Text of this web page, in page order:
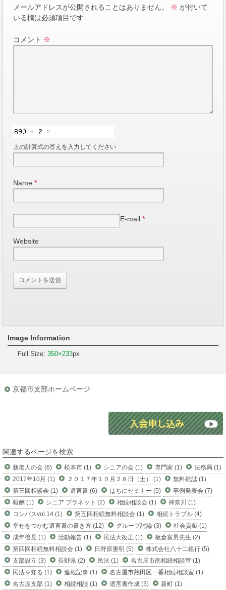
メールアドレスが公開されることはありません。 ※ が付いて
いる欄は必須項目です
コメント ※
上の計算式の答えを入力してください
Name *
E-mail *
Website
Image Information
Full Size: 350×233px
京都市支部ホームページ
関連するページを検索
新老人の会 (6) 松本市 (1) シニアの会 (1) 専門家 (1)
法務局 (1)
2017年10月 (1)
２０１７年１０月２８日（土） (1)
無料雑誌 (1)
第三回相談会 (1)
遺言書 (6) はちにセミナー (5)
事例発表会 (7)
報酬 (1)
シニア プラネット (2) 相続相談会 (1)
神奈川 (1)
コンパスvol.14 (1)
第五回相続無料相談会 (1)
相続トラブル (4)
幸せをつかむ遺言書の書き方 (12)
グループ討論 (3)
社会貢献 (1)
成年後見 (1)
活動報告 (1) 民法大改正 (1)
板倉富男先生 (2)
第四回相続無料相談会 (1)
日野原重明 (5)
株式会社八十二銀行 (5)
支部設立 (3)
長野県 (2) 民法 (1)
名古屋市南相続相談室 (1)
民法を知る (1)
連載記事 (1)
名古屋市熱田区一番相続相談室 (1)
名古屋支部 (1)
相続相談 (1) 遺言書作成 (3)
新町 (1)